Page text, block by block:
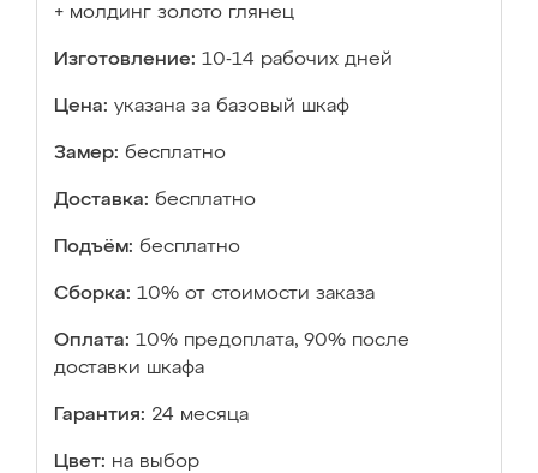
+ молдинг золото глянец
Изготовление: 10-14 рабочих дней
Цена: указана за базовый шкаф
Замер: бесплатно
Доставка: бесплатно
Подъём: бесплатно
Сборка: 10% от стоимости заказа
Оплата: 10% предоплата, 90% после
доставки шкафа
Гарантия: 24 месяца
Цвет: на выбор